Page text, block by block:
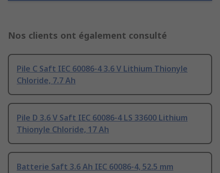
Nos clients ont également consulté
Pile C Saft IEC 60086-4 3.6 V Lithium Thionyle
Chloride, 7.7 Ah
Pile D 3.6 V Saft IEC 60086-4 LS 33600 Lithium
Thionyle Chloride, 17 Ah
Batterie Saft 3.6 Ah IEC 60086-4, 52.5 mm